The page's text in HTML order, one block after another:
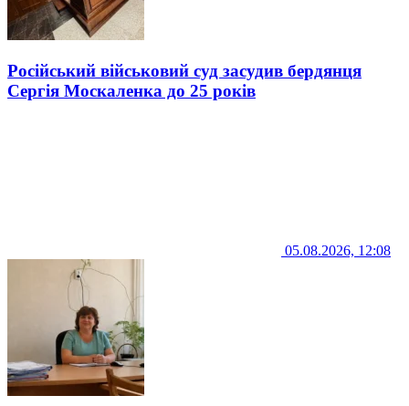
Російський військовий суд засудив бердянця
Сергія Москаленка до 25 років
05.08.2026, 12:08